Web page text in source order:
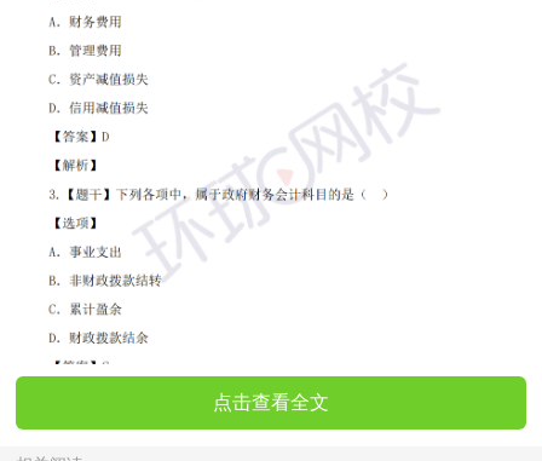
点击查看全文